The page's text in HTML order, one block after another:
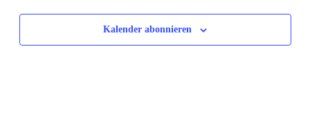
Kalender abonnieren